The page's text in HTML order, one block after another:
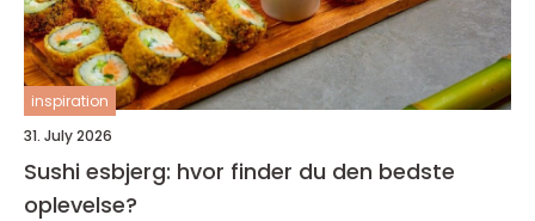
inspiration
31. July 2026
Sushi esbjerg: hvor finder du den bedste
oplevelse?